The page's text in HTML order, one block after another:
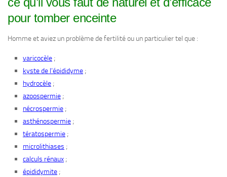
pour tomber enceinte
Homme et aviez un problème de fertilité ou un particulier tel que :
varicocèle ;
kyste de l’épididyme ;
hydrocèle ;
azoospermie ;
nécrospermie ;
asthénospermie ;
tératospermie ;
microlithiases ;
calculs rénaux ;
épididymite ;